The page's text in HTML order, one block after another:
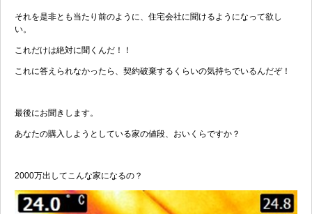
それを是非とも当たり前のように、住宅会社に聞けるようになって欲し
い。
これだけは絶対に聞くんだ！！
これに答えられなかったら、契約破棄するくらいの気持ちでいるんだぞ！
最後にお聞きします。
あなたの購入しようとしている家の値段、おいくらですか？
2000万出してこんな家になるの？